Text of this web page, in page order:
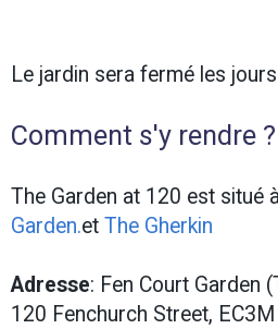
Le jardin sera fermé les
Comment s'y rendre ?
The Garden at 120 est situé
Garden.et The Gherkin
Adresse: Fen Court Garden
120 Fenchurch Street,